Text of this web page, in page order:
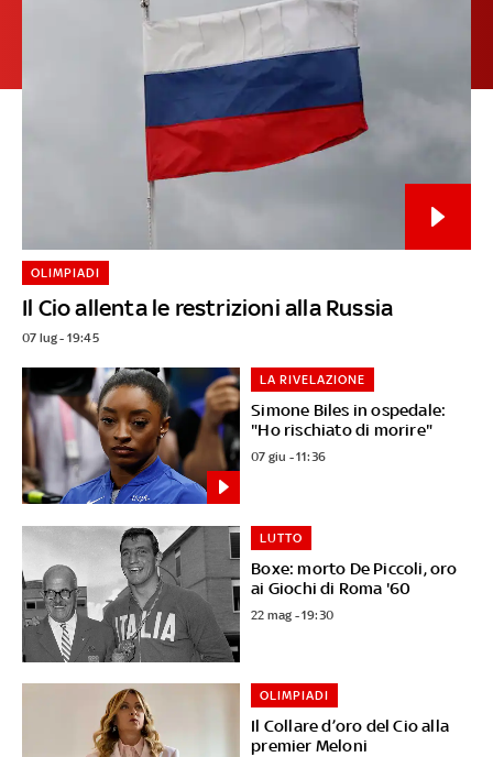
Il Cio allenta le restrizioni alla Russia
OLIMPIADI
07 lug - 19:45
Simone Biles in ospedale:
"Ho rischiato di morire"
LA RIVELAZIONE
07 giu - 11:36
Boxe: morto De Piccoli, oro
ai Giochi di Roma '60
LUTTO
22 mag - 19:30
Il Collare d’oro del Cio alla
premier Meloni
OLIMPIADI